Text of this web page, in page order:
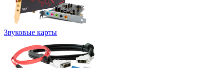
Звуковые карты